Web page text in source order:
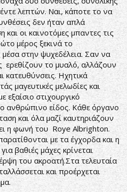
λεπτών. Ναι, κάποτε το να
δεν ήταν απλά
και οι καινοτόμες μπαντες τις
μέρος ξεκινά το
μέσα στην ψυχεδέλεια. Σαν να
ερεθίζουν το μυαλό, αλλάζουν
κατευθύνσεις. Ηχητικά
μαγευτικές μελωδίες και
εξαίσιο στιχουργικό
ανθρώπινο είδος. Κάθε όργανο
και όλα μαζί καυτηριάζουν
η φωνή του Roye Albrighton.
με τα έγχορδα και η
βαθιές μάχες κρίνεται
του ακροατή.Στα τελευταία
και προέρχεται